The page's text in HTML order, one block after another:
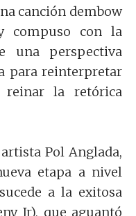
canción dembow
compuso con la
una perspectiva
para reinterpretar
reinar la retórica
Pol Anglada,
etapa a nivel
a la exitosa
Jr), que aguantó